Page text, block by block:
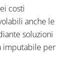
costi
anche le
soluzioni
imputabile per